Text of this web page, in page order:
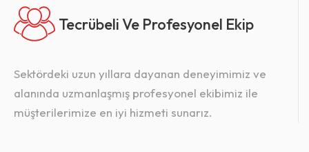
Tecrübeli Ve Profesyonel Ekip
Sektördeki uzun yıllara dayanan deneyimimiz ve
alanında uzmanlaşmış profesyonel ekibimiz ile
müşterilerimize en iyi hizmeti sunarız.